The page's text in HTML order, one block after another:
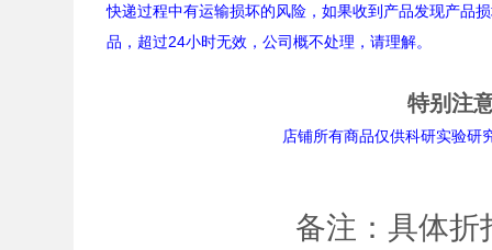
快递过程中有运输损坏的风险，如果收到产品发现产品
品，超过24小时无效，公司概不处理，请理解。
特别注
店铺所有商品仅供科研实验研究用途。
备注：具体折